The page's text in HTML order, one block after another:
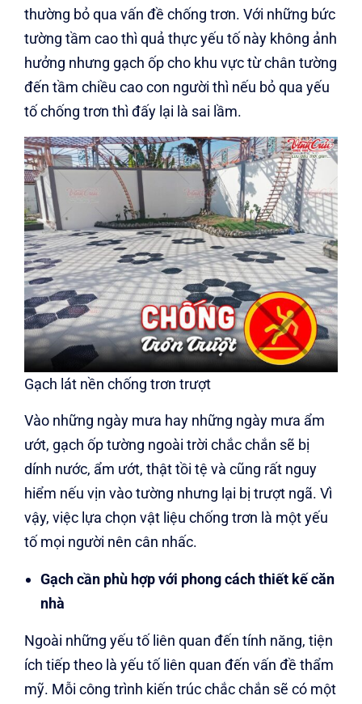
thường bỏ qua vấn đề chống trơn. Với những bức
tường tầm cao thì quả thực yếu tố này không ảnh
hưởng nhưng gạch ốp cho khu vực từ chân tường
đến tầm chiều cao con người thì nếu bỏ qua yếu
tố chống trơn thì đấy lại là sai lầm.
Gạch lát nền chống trơn trượt
Vào những ngày mưa hay những ngày mưa ẩm
ướt, gạch ốp tường ngoài trời chắc chắn sẽ bị
dính nước, ẩm ướt, thật tồi tệ và cũng rất nguy
hiểm nếu vịn vào tường nhưng lại bị trượt ngã. Vì
vậy, việc lựa chọn vật liệu chống trơn là một yếu
tố mọi người nên cân nhấc.
Gạch cần phù hợp với phong cách thiết kế căn
nhà
Ngoài những yếu tố liên quan đến tính năng, tiện
ích tiếp theo là yếu tố liên quan đến vấn đề thẩm
mỹ. Mỗi công trình kiến trúc chắc chắn sẽ có một